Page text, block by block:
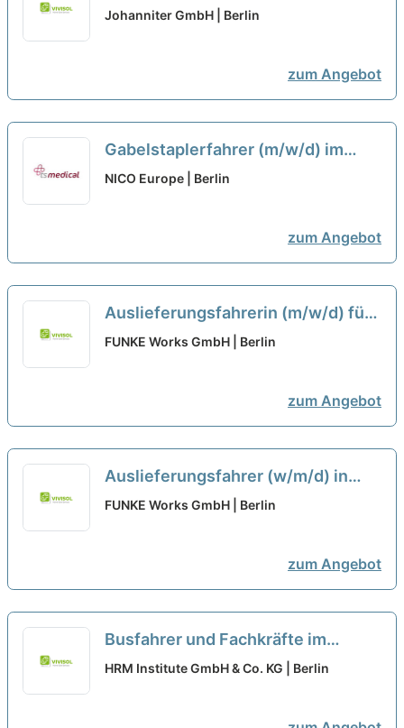
Teilzeit mit 20 Wochenstunden
Johanniter GmbH | Berlin
zum Angebot
Gabelstaplerfahrer (m/w/d) im
Süden von Berlin in Teilzeit oder
NICO Europe | Berlin
zum Angebot
Auslieferungsfahrerin (m/w/d) für
TCG-Verkaufsautomaten, Vollzeit
FUNKE Works GmbH | Berlin
zum Angebot
Auslieferungsfahrer (w/m/d) in
Vollzeit, Teilzeit, Minijob bei
FUNKE Works GmbH | Berlin
zum Angebot
Busfahrer und Fachkräfte im
Fahrbetrieb (m/w/d) in Voll- und
HRM Institute GmbH & Co. KG | Berlin